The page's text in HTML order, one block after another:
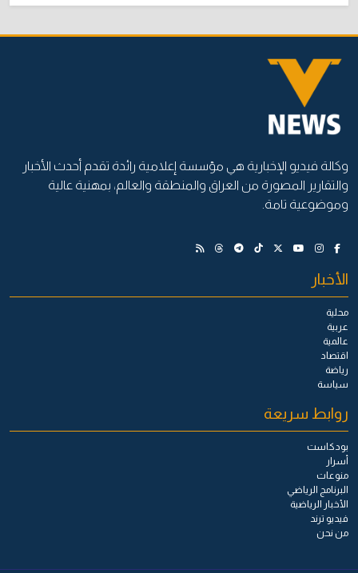
وكالة فيديو الإخبارية هي مؤسسة إعلامية رائدة تقدم أحدث الأخبار
والتقارير المصورة من العراق والمنطقة والعالم، بمهنية عالية
وموضوعية تامة.
الأخبار
محلية
عربية
عالمية
اقتصاد
رياضة
سياسة
روابط سريعة
بودكاست
أسرار
منوعات
البرنامج الرياضي
الأخبار الرياضية
فيديو ترند
من نحن